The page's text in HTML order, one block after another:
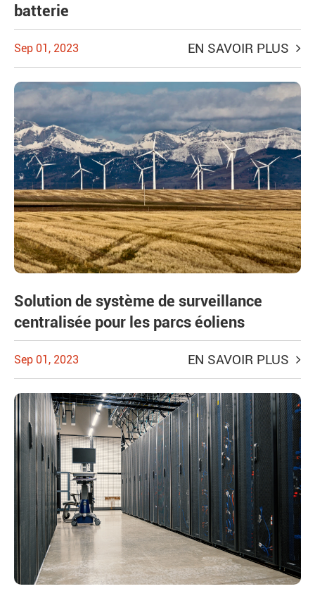
batterie
Sep 01, 2023 EN SAVOIR PLUS
Solution de système de surveillance
centralisée pour les parcs éoliens
Sep 01, 2023 EN SAVOIR PLUS